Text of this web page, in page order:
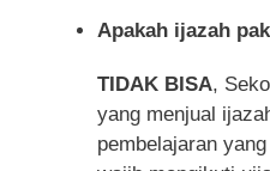
Apakah ijazah
TIDAK BISA,
yang menjual
pembelajaran